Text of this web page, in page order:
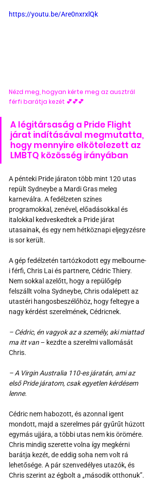
https://youtu.be/Are0nxrxlQk
Nézd meg, hogyan kérte meg az ausztrál
férfi barátja kezét 💕💕💕
A légitársaság a Pride Flight
járat indításával megmutatta,
hogy mennyire elkötelezett az
LMBTQ közösség irányában
A pénteki Pride járaton több mint 120 utas
repült Sydneybe a Mardi Gras meleg
karneválra. A fedélzeten színes
programokkal, zenével, előadásokkal és
italokkal kedveskedtek a Pride járat
utasainak, és egy nem hétköznapi eljegyzésre
is sor került.
A gép fedélzetén tartózkodott egy melbourne-
i férfi, Chris Lai és partnere, Cédric Thiery.
Nem sokkal azelőtt, hogy a repülőgép
felszállt volna Sydneybe, Chris odalépett az
utastéri hangosbeszélőhöz, hogy feltegye a
nagy kérdést szerelmének, Cédricnek.
– Cédric, én vagyok az a személy, aki miattad
ma itt van – kezdte a szerelmi vallomását
Chris.
– A Virgin Australia 110-es járatán, ami az
első Pride járatom, csak egyetlen kérdésem
lenne.
Cédric nem habozott, és azonnal igent
mondott, majd a szerelmes pár gyűrűt húzott
egymás ujjára, a többi utas nem kis örömére.
Chris mindig szerette volna így megkérni
barátja kezét, de eddig soha nem volt rá
lehetősége. A pár szenvedélyes utazók, és
Chris szerint az égbolt a „második otthonuk”.